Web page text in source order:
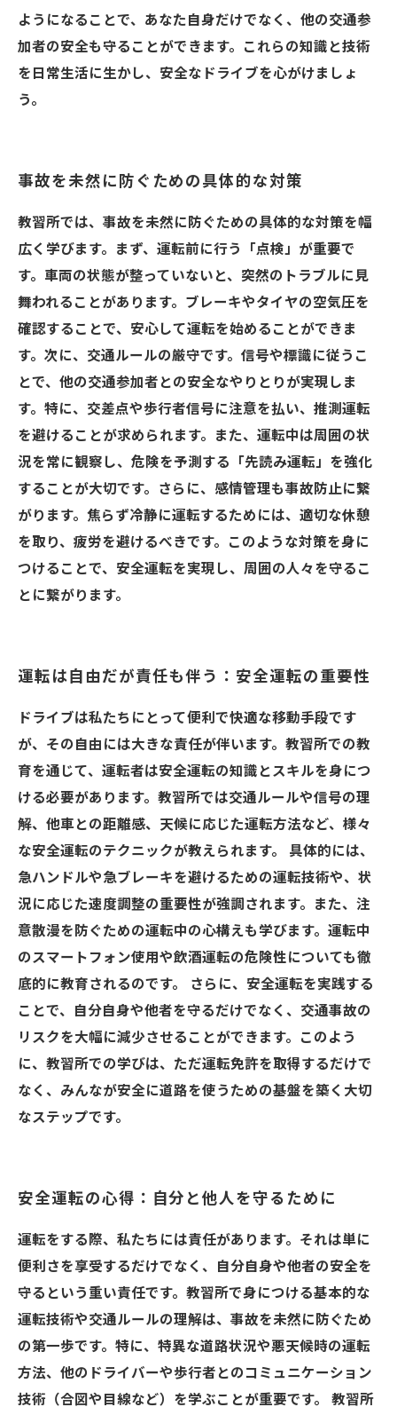
ようになることで、あなた自身だけでなく、他の交通参
加者の安全も守ることができます。これらの知識と技術
を日常生活に生かし、安全なドライブを心がけましょ
う。
事故を未然に防ぐための具体的な対策
教習所では、事故を未然に防ぐための具体的な対策を幅
広く学びます。まず、運転前に行う「点検」が重要で
す。車両の状態が整っていないと、突然のトラブルに見
舞われることがあります。ブレーキやタイヤの空気圧を
確認することで、安心して運転を始めることができま
す。次に、交通ルールの厳守です。信号や標識に従うこ
とで、他の交通参加者との安全なやりとりが実現しま
す。特に、交差点や歩行者信号に注意を払い、推測運転
を避けることが求められます。また、運転中は周囲の状
況を常に観察し、危険を予測する「先読み運転」を強化
することが大切です。さらに、感情管理も事故防止に繋
がります。焦らず冷静に運転するためには、適切な休憩
を取り、疲労を避けるべきです。このような対策を身に
つけることで、安全運転を実現し、周囲の人々を守るこ
とに繋がります。
運転は自由だが責任も伴う：安全運転の重要性
ドライブは私たちにとって便利で快適な移動手段です
が、その自由には大きな責任が伴います。教習所での教
育を通じて、運転者は安全運転の知識とスキルを身につ
ける必要があります。教習所では交通ルールや信号の理
解、他車との距離感、天候に応じた運転方法など、様々
な安全運転のテクニックが教えられます。 具体的には、
急ハンドルや急ブレーキを避けるための運転技術や、状
況に応じた速度調整の重要性が強調されます。また、注
意散漫を防ぐための運転中の心構えも学びます。運転中
のスマートフォン使用や飲酒運転の危険性についても徹
底的に教育されるのです。 さらに、安全運転を実践する
ことで、自分自身や他者を守るだけでなく、交通事故の
リスクを大幅に減少させることができます。このよう
に、教習所での学びは、ただ運転免許を取得するだけで
なく、みんなが安全に道路を使うための基盤を築く大切
なステップです。
安全運転の心得：自分と他人を守るために
運転をする際、私たちには責任があります。それは単に
便利さを享受するだけでなく、自分自身や他者の安全を
守るという重い責任です。教習所で身につける基本的な
運転技術や交通ルールの理解は、事故を未然に防ぐため
の第一歩です。特に、特異な道路状況や悪天候時の運転
方法、他のドライバーや歩行者とのコミュニケーション
技術（合図や目線など）を学ぶことが重要です。 教習所